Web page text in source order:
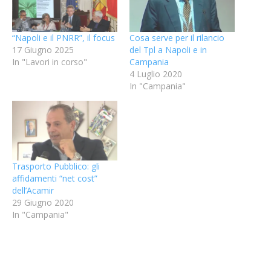
“Napoli e il PNRR”, il focus
17 Giugno 2025
In "Lavori in corso"
Cosa serve per il rilancio
del Tpl a Napoli e in
Campania
4 Luglio 2020
In "Campania"
Trasporto Pubblico: gli
affidamenti “net cost”
dell’Acamir
29 Giugno 2020
In "Campania"